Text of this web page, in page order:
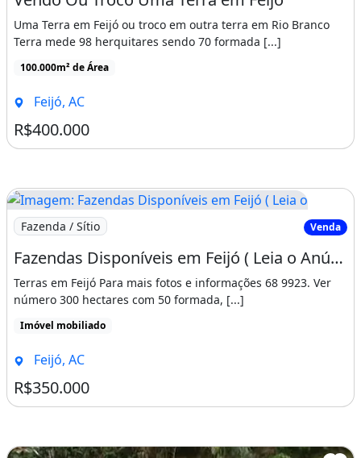
Uma Terra em Feijó ou troco em outra terra em Rio Branco
Terra mede 98 herquitares sendo 70 formada [...]
100.000m² de Área
Feijó, AC
R$400.000
Imagem: Fazendas Disponíveis em Feijó ( Leia o
Fazenda / Sítio Venda
Fazendas Disponíveis em Feijó ( Leia o Anúncio
Terras em Feijó Para mais fotos e informações 68 9923. Ver
número 300 hectares com 50 formada, [...]
Imóvel mobiliado
Feijó, AC
R$350.000